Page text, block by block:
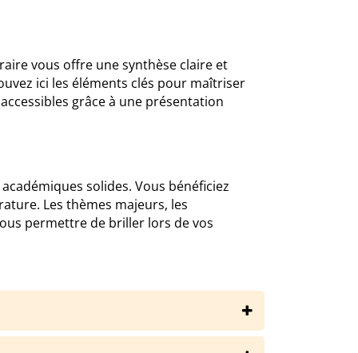
vous offre une synthèse claire et
ici les éléments clés pour maîtriser
grâce à une présentation
solides. Vous bénéficiez
Les thèmes majeurs, les
permettre de briller lors de vos